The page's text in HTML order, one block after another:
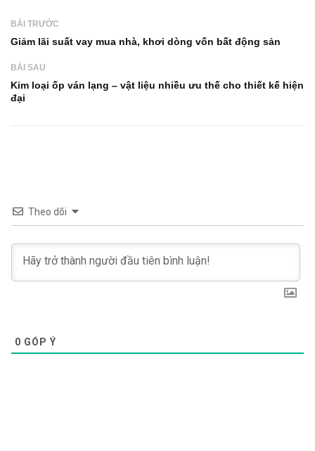
BÀI TRƯỚC
Giảm lãi suất vay mua nhà, khơi dòng vốn bất động sản
BÀI SAU
Kim loại ốp ván lạng – vật liệu nhiều ưu thế cho thiết kế hiện
đại
Theo dõi
0 GÓP Ý